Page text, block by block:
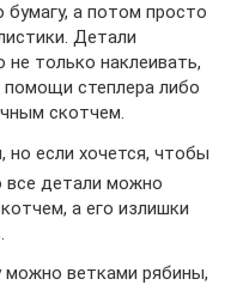
бумагу, а потом просто
Детали
только наклеивать,
степлера либо
скотчем.
но если хочется, чтобы
все детали можно
а его излишки
можно ветками рябины,